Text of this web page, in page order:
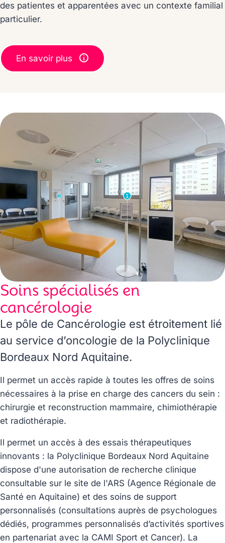
des patientes et apparentées avec un contexte familial
particulier.
En savoir plus
Soins spécialisés en
cancérologie
Le pôle de Cancérologie est étroitement lié
au service d’oncologie de la Polyclinique
Bordeaux Nord Aquitaine.
Il permet un accès rapide à toutes les offres de soins
nécessaires à la prise en charge des cancers du sein :
chirurgie et reconstruction mammaire, chimiothérapie
et radiothérapie.
Il permet un accès à des essais thérapeutiques
innovants : la Polyclinique Bordeaux Nord Aquitaine
dispose d'une autorisation de recherche clinique
consultable sur le site de l'ARS (Agence Régionale de
Santé en Aquitaine) et des soins de support
personnalisés (consultations auprès de psychologues
dédiés, programmes personnalisés d’activités sportives
en partenariat avec la CAMI Sport et Cancer). La